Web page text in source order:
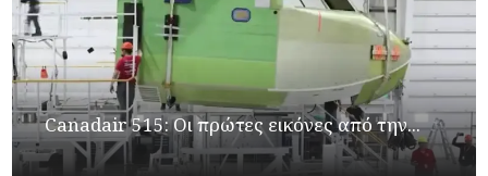
Canadair 515: Οι πρώτες εικόνες από την...